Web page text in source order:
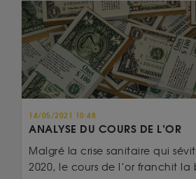
14/05/2021 10:48
ANALYSE DU COURS DE L’OR
Malgré la crise sanitaire qui
2020, le cours de l’or franchit la